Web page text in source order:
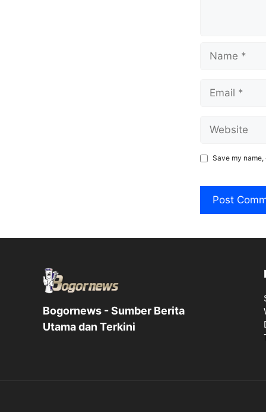
Name
Email
Website
Save my
Bogornews - Sumber Berita
Utama dan Terkini